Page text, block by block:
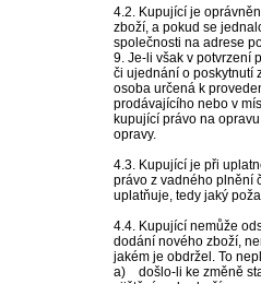
4.2. Kupující je
zboží, a pokud se
společnosti na adrese
9. Je-li však v potvrzení
či ujednání o poskytnutí
osoba určená k
prodávajícího nebo v
kupující právo na
opravy.
4.3. Kupující je při
právo z vadného plnění
uplatňuje, tedy jaký
4.4. Kupující nemůže
dodání nového zboží,
jakém je obdržel. To
a) došlo-li ke změně